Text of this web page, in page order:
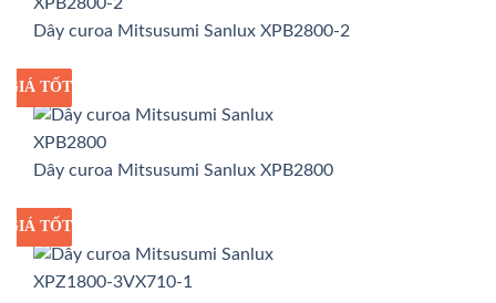
Dây curoa Mitsusumi Sanlux XPB2800-2
GIÁ SỈ
GIÁ TỐT
Dây curoa Mitsusumi Sanlux XPB2800
GIÁ SỈ
GIÁ TỐT